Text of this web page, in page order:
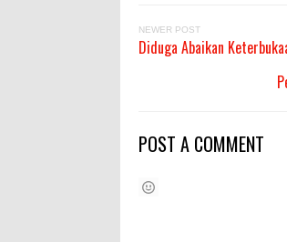
NEWER POST
Diduga Abaikan
POST A COMMENT